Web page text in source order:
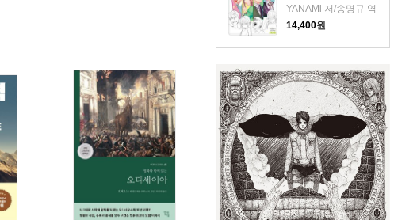
생-
YANAMi 저/송명규 역
14,400원